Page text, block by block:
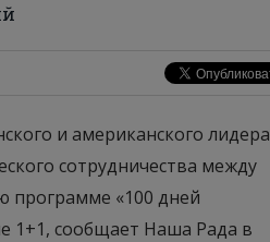
и американского лидера
сотрудничества между
программе «100 дней
1+1, сообщает Наша Рада в